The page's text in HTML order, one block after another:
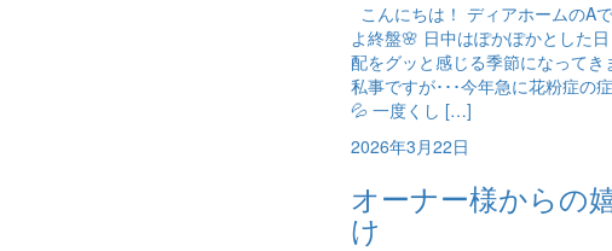
こんにちは！ ディアホームのA
よ終盤🌸 日中はぽかぽかとした
配をグッと感じる季節になってき
私事ですが･･･今年急に花粉症の
💦 一度くし […]
2026年3月22日
オーナー様からの
け